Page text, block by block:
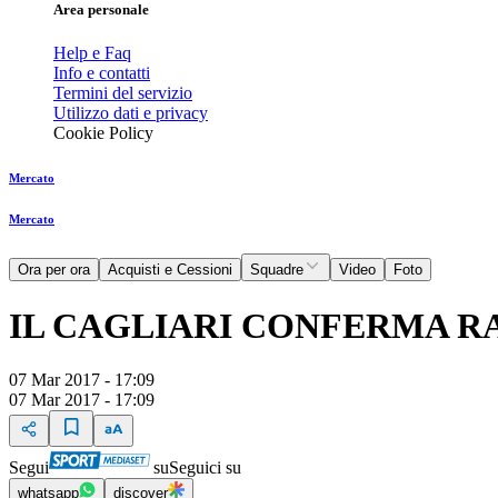
Area personale
Help e Faq
Info e contatti
Termini del servizio
Utilizzo dati e privacy
Cookie Policy
Mercato
Mercato
Ora per ora Acquisti e Cessioni Squadre Video Foto
IL CAGLIARI CONFERMA
07 Mar 2017 - 17:09
07 Mar 2017 - 17:09
Segui suSeguici su
whatsapp discover